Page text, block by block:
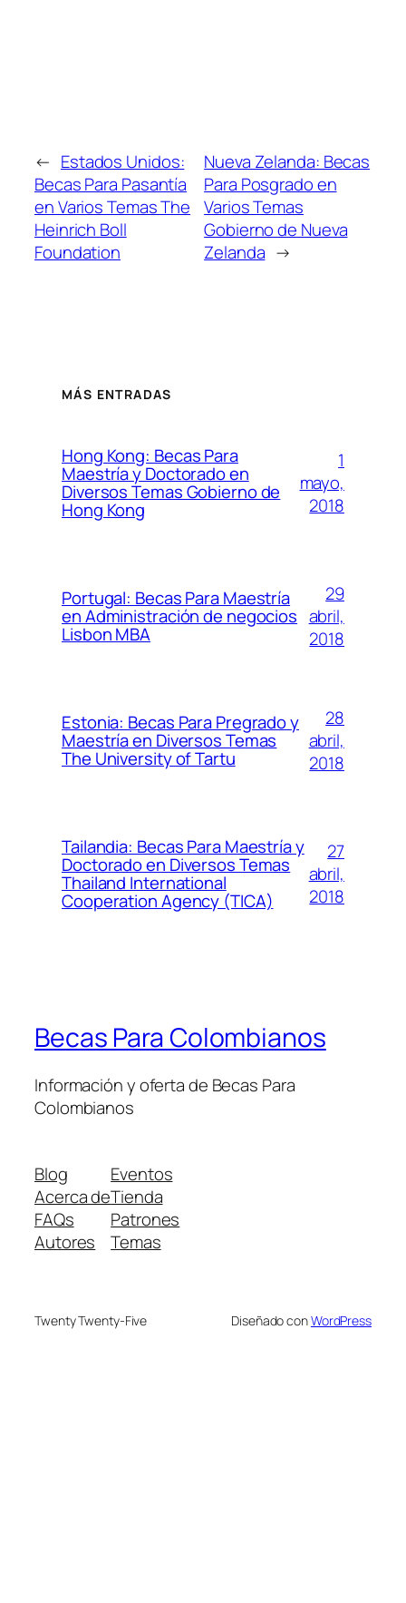
← Estados Unidos:
Becas Para Pasantía
en Varios Temas The
Heinrich Boll
Foundation
Nueva Zelanda: Becas
Para Posgrado en
Varios Temas
Gobierno de Nueva
Zelanda →
MÁS ENTRADAS
Hong Kong: Becas Para
Maestría y Doctorado en
Diversos Temas Gobierno de
Hong Kong
1
mayo,
2018
Portugal: Becas Para Maestría
en Administración de negocios
Lisbon MBA
29
abril,
2018
Estonia: Becas Para Pregrado y
Maestría en Diversos Temas
The University of Tartu
28
abril,
2018
Tailandia: Becas Para Maestría y
Doctorado en Diversos Temas
Thailand International
Cooperation Agency (TICA)
27
abril,
2018
Becas Para Colombianos
Información y oferta de Becas Para
Colombianos
Blog
Acerca de
FAQs
Autores
Eventos
Tienda
Patrones
Temas
Twenty Twenty-Five Diseñado conWordPress